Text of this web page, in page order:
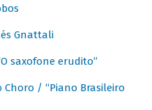
Gnattali
saxofone erudito”
/ “Piano Brasileiro